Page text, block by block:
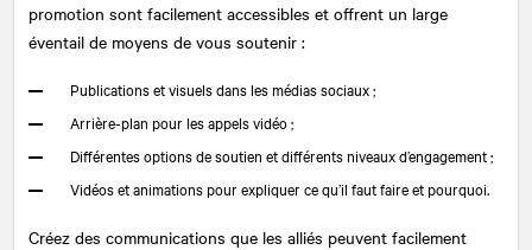
promotion sont facilement accessibles et offrent un large
éventail de moyens de vous soutenir :
Publications et visuels dans les médias sociaux ;
Arrière-plan pour les appels vidéo ;
Différentes options de soutien et différents niveaux d’engagement ;
Vidéos et animations pour expliquer ce qu’il faut faire et pourquoi.
Créez des communications que les alliés peuvent facilement